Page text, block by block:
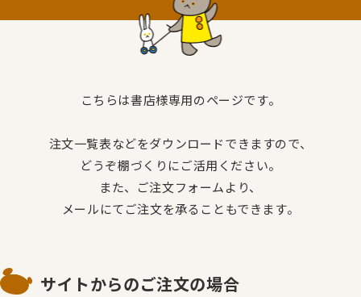
こちらは書店様専用のページです。
注文一覧表などをダウンロードできますので、
どうぞ棚づくりにご活用ください。
また、ご注文フォームより、
メールにてご注文を承ることもできます。
サイトからのご注文の場合